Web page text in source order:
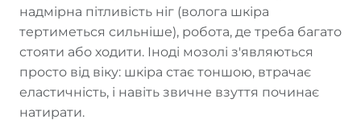
надмірна пітливість ніг (волога шкіра
тертиметься сильніше), робота, де треба багато
стояти або ходити. Іноді мозолі з'являються
просто від віку: шкіра стає тоншою, втрачає
еластичність, і навіть звичне взуття починає
натирати.